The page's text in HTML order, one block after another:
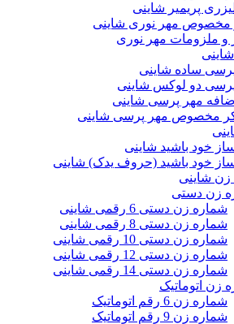
پریمیر شاینی
مخصوص مهر نوری شاینی
و ملزومات مهر نوری
ساده شاینی
دو لوکس شاینی
مهر پرسی شاینی
مخصوص مهر پرسی شاینی
خود باشید شاینی
خود باشید (حروف یدک) شاینی
زن شاینی
زن دستی
شماره زن دستی 6 رقمی شاینی
شماره زن دستی 8 رقمی شاینی
شماره زن دستی 10 رقمی شاینی
شماره زن دستی 12 رقمی شاینی
شماره زن دستی 14 رقمی شاینی
زن اتوماتیک
شماره زن 6 رقم اتوماتیک
شماره زن 9 رقم اتوماتیک